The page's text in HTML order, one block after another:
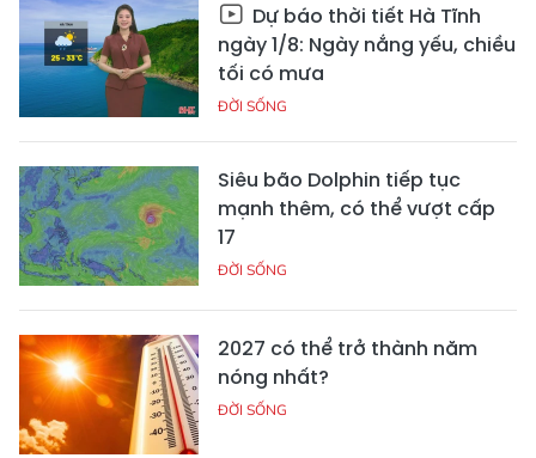
Dự báo thời tiết Hà Tĩnh
ngày 1/8: Ngày nắng yếu, chiều
tối có mưa
ĐỜI SỐNG
Siêu bão Dolphin tiếp tục
mạnh thêm, có thể vượt cấp
17
ĐỜI SỐNG
2027 có thể trở thành năm
nóng nhất?
ĐỜI SỐNG